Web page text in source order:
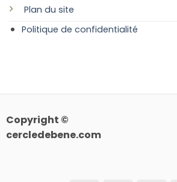
Plan du site
Politique de confidentialité
Copyright ©
cercledebene.com